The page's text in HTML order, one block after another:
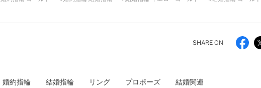
SHARE ON
婚約指輪 結婚指輪 リング プロポーズ 結婚関連